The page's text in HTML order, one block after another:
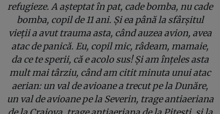
refugieze. A așteptat în pat, cade bomba, nu cade
bomba, copil de 11 ani. Și ea până la sfârșitul
vieții a avut trauma asta, când auzea avion, avea
atac de panică. Eu, copil mic, râdeam, mamaie,
da ce te sperii, că e acolo sus! Și am înțeles asta
mult mai târziu, când am citit minuta unui atac
aerian: un val de avioane a trecut pe la Dunăre,
un val de avioane pe la Severin, trage antiaeriana